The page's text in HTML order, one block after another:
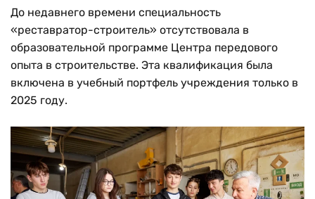
До недавнего времени специальность
«реставратор-строитель» отсутствовала в
образовательной программе Центра передового
опыта в строительстве. Эта квалификация была
включена в учебный портфель учреждения только в
2025 году.